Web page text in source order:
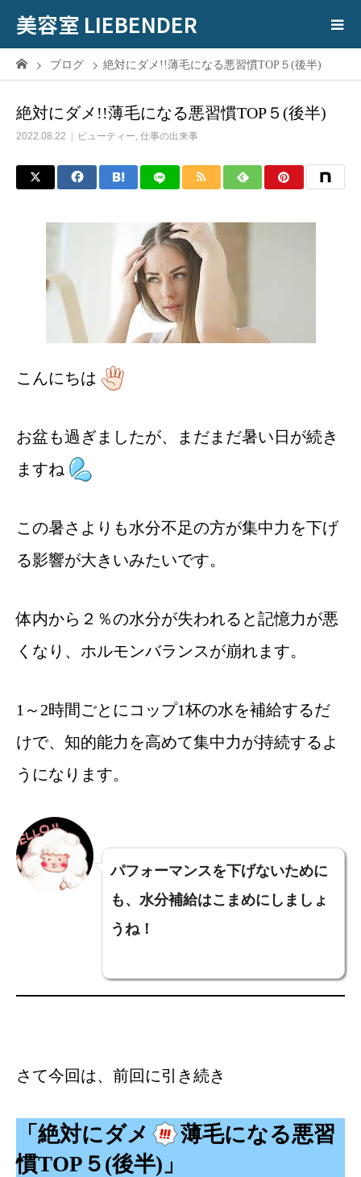
美容室 LIEBENDER
ブログ 絶対にダメ!!薄毛になる悪習慣TOP５(後半)
絶対にダメ!!薄毛になる悪習慣TOP５(後半)
2022.08.22 ビューティー, 仕事の出来事
こんにちは
お盆も過ぎましたが、まだまだ暑い日が続き
ますね
この暑さよりも水分不足の方が集中力を下げ
る影響が大きいみたいです。
体内から２％の水分が失われると記憶力が悪
くなり、ホルモンバランスが崩れます。
1～2時間ごとにコップ1杯の水を補給するだ
けで、知的能力を高めて集中力が持続するよ
うになります。
パフォーマンスを下げないために
も、水分補給はこまめにしましょ
うね！
さて今回は、前回に引き続き
「絶対にダメ
薄毛になる悪習
慣TOP５(後半)」